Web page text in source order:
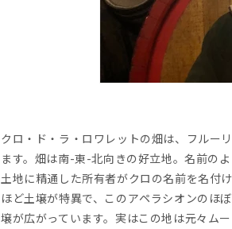
クロ・ド・ラ・ロワレットの畑は、フルー
ます。畑は南-東-北向きの好立地。名前の
土地に精通した所有者がクロの名前を名付
ほど土壌が特異で、このアペラシオンのほ
壌が広がっています。実はこの地は元々ム